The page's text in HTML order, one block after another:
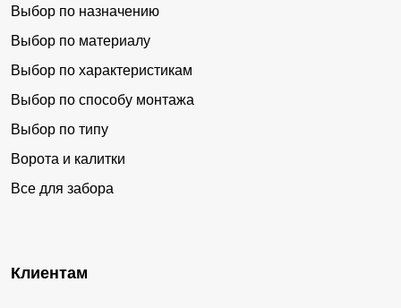
Выбор по назначению
Выбор по материалу
Выбор по характеристикам
Выбор по способу монтажа
Выбор по типу
Ворота и калитки
Все для забора
Клиентам